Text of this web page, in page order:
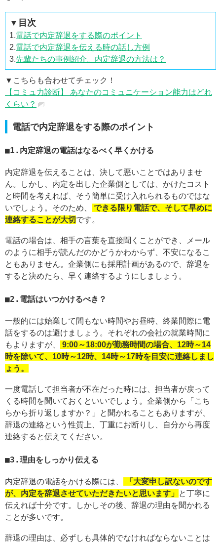
▼目次
1.電話で内定辞退をする際のポイント
2.電話で内定辞退を伝える時の話し方例
3.先輩たちの事例紹介。内定辞退の方法は？
▼こちらも合わせてチェック！
【コミュ力診断】 あなたのコミュニケーション能力はどれ
くらい？
電話で内定辞退をする際のポイント
1.内定辞退の電話はなるべく早くかける
内定辞退を伝えることは、決して悪いことではありませ
ん。しかし、内定を出した企業側としては、かけたコスト
と時間を考えれば、そう簡単に受け入れられるものではな
いでしょう。そのため、
できる限り電話で、そして早めに
連絡することが大切 です。
電話の場合は、相手の言葉を直接聞くことができ、メール
のように相手が読んだのかどうかわからず、不安になるこ
ともありません。企業側にも採用計画があるので、辞退を
すると決めたら、早く連絡するようにしましょう。
2.電話はいつかけるべき？
一般的には始業して間もない時間やお昼時、終業間際に電
話をするのは避けましょう。それぞれの会社の就業時間に
もよりますが、
9:00～18:00が勤務時間の場合、12時～14
時を除いて、10時～12時、14時～17時を目安に連絡しまし
ょう。
一度電話して担当者が不在だった時には、担当者が戻って
くる時間を聞いておくといいでしょう。企業側から「こち
らから折り返しますか？」と聞かれることもありますが、
辞退の連絡という性質上、丁重にお断りし、自分から再度
連絡すると伝えてください。
3.理由をしっかり伝える
内定辞退の電話をかける際には、
「大変申し訳ないのです
が、内定を辞退させていただきたいと思います」
と丁寧に
伝えれば十分です。しかしその後、辞退の理由を聞かれる
ことが多いです。
辞退の理由は、必ずしも具体的でなければならないことは